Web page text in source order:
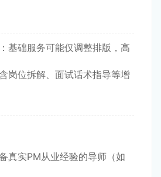
：基础服务可能仅调整排版，高
岗位拆解、面试话术指导等增
真实PM从业经验的导师（如